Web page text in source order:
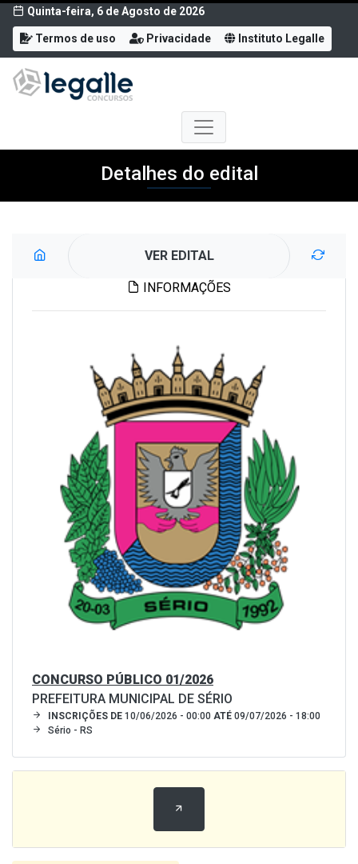
Quinta-feira, 6 de Agosto de 2026
Termos de uso Privacidade Instituto Legalle
Detalhes do edital
VER EDITAL
INFORMAÇÕES
CONCURSO PÚBLICO 01/2026
PREFEITURA MUNICIPAL DE SÉRIO
INSCRIÇÕES DE 10/06/2026 - 00:00 ATÉ 09/07/2026 - 18:00
Sério - RS